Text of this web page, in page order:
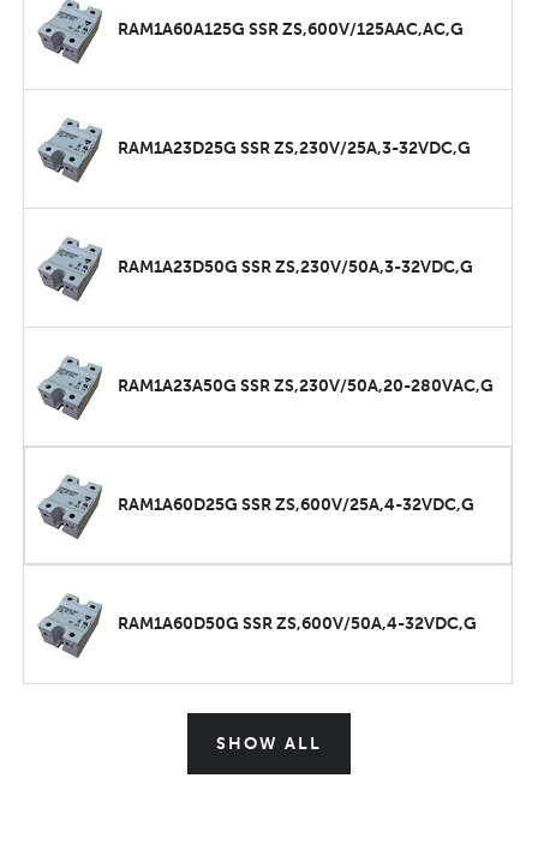
RAM1A60A125G SSR ZS,600V/125AAC,AC,G
RAM1A23D25G SSR ZS,230V/25A,3-32VDC,G
RAM1A23D50G SSR ZS,230V/50A,3-32VDC,G
RAM1A23A50G SSR ZS,230V/50A,20-280VAC,G
RAM1A60D25G SSR ZS,600V/25A,4-32VDC,G
RAM1A60D50G SSR ZS,600V/50A,4-32VDC,G
SHOW ALL